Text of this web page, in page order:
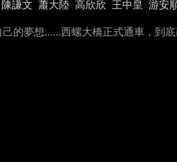
陳謙文 蕭大陸 高欣欣 王中皇 游安
的夢想……西螺大橋正式通車，到